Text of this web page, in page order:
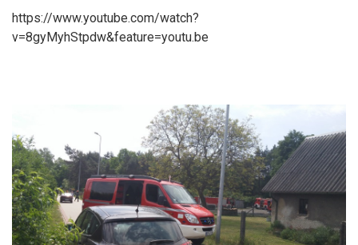
https://www.youtube.com/watch?
v=8gyMyhStpdw&feature=youtu.be